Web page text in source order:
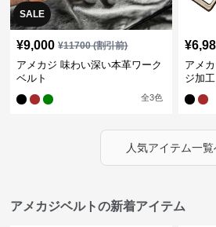
SALE
¥9,000 ¥11700(割引前)
アメカジ 味わい深い本革ワーク
ベルト
全3色
¥
アメ
ジ加
人気アイテム一覧
アメカジベルトの新着アイテム